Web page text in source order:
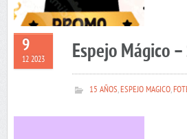
9
12 2023 Espejo Mágico
15 AÑOS,ESPEJO MAGICO,